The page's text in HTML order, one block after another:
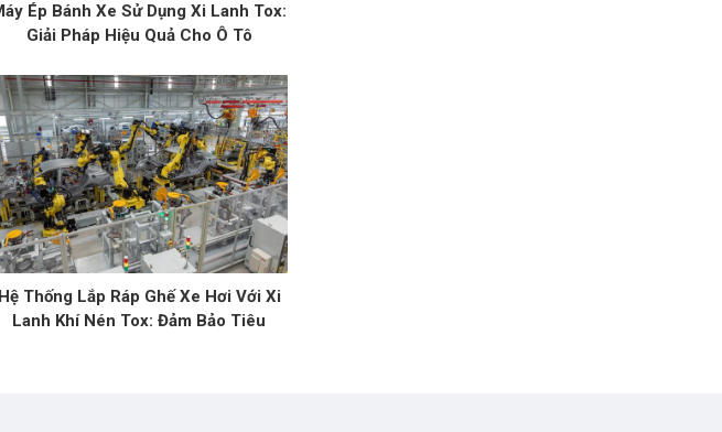
Ép Bánh Xe Sử Dụng Xi Lanh Tox:
Giải Pháp Hiệu Quả Cho Ô Tô
Hệ Thống Lắp Ráp Ghế Xe Hơi Với Xi
Lanh Khí Nén Tox: Đảm Bảo Tiêu